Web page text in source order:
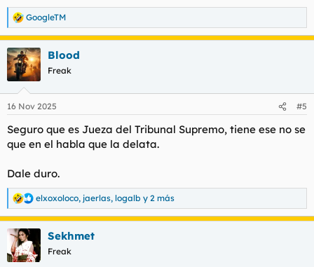
R
e
a
c
c
i
e
:
GoogleTM
Blood
Freak
16 Nov 2025 #5
Seguro que es Jueza del Tribunal Supremo, tiene ese no se
que en el habla que la delata.
Dale duro.
R
e
a
c
c
i
elxoxoloco, jaerlas, logalb y 2 más
Sekhmet
Freak